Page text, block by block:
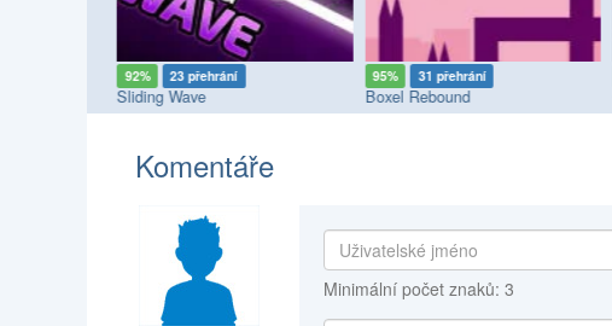
92% 23 přehrání
Sliding Wave
95% 31 přehrání
Boxel Rebound
Komentáře
Minimální počet znaků: 3